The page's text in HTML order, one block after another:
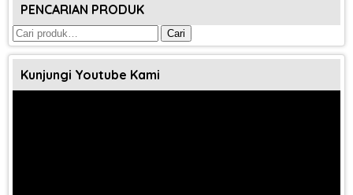
PENCARIAN PRODUK
Pencarian
untuk:
Cari
Kunjungi Youtube Kami